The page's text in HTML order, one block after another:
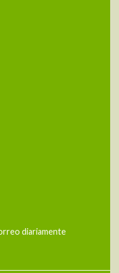
diariamente